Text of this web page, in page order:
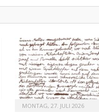
MONTAG, 27. JULI 2026